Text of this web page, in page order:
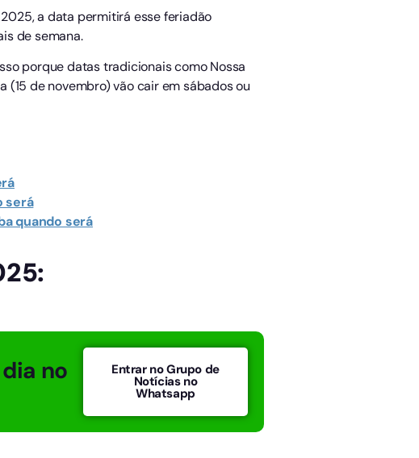
a data permitirá esse feriadão
de semana.
porque datas tradicionais como Nossa
(15 de novembro) vão cair em sábados ou
será
quando será
no Entrar no Grupo de
Notícias no
Whatsapp